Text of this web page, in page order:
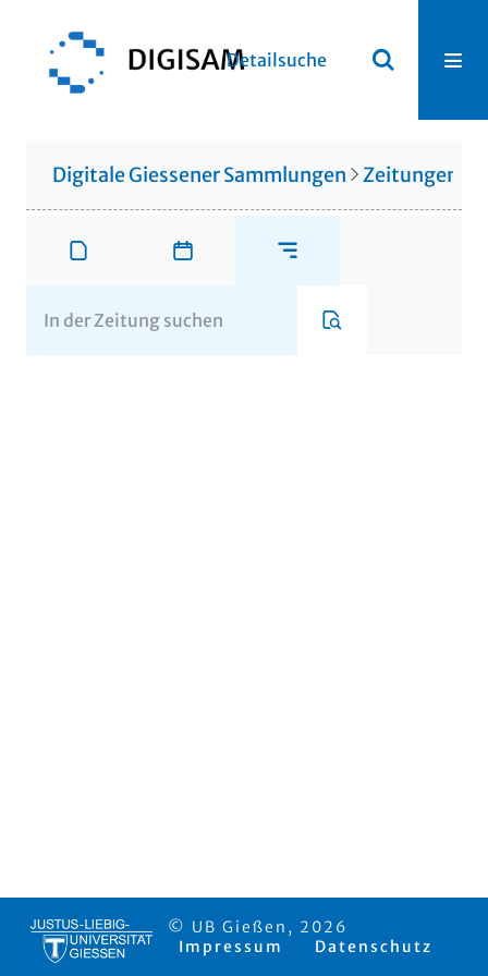
Detailsuche
Digitale Giessener Sammlungen Zeitungen
© UB Gießen, 2026
Impressum
Datenschutz